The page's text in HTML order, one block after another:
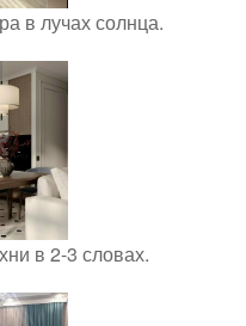
в лучах солнца.
в 2-3 словах.